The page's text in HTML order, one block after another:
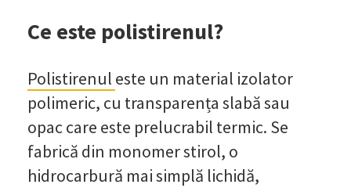
Ce este polistirenul?
Polistirenul este un material izolator
polimeric, cu transparența slabă sau
opac care este prelucrabil termic. Se
fabrică din monomer stirol, o
hidrocarbură mai simplă lichidă,